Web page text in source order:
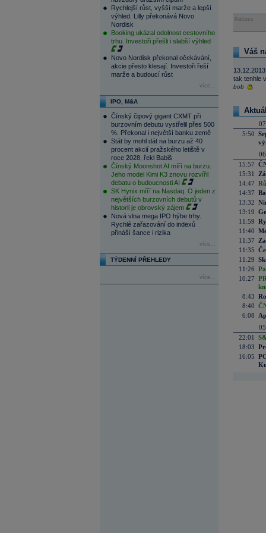
Rychlejší růst, vyšší marže a lepší
výhled. Lilly překonává Novo
Nordisk
Booking ukázal odolnost cestovního
trhu. Investoři přešli i slabší výhled
Novo Nordisk překonal očekávání,
akcie přesto klesají. Investoři řeší
marže a budoucí růst
více...
IPO, M&A
Čínský čipový gigant CXMT při
burzovním debutu vystřelil přes 500
%. Překonal i největší banku země
Stát by mohl dát na burzu až 40
procent akcií pražského letiště v
roce 2028, řekl Babiš
Čínský Moonshot AI míří na burzu.
Jeho model Kimi K3 znovu rozvířil
debatu o budoucnosti AI
SK Hynix míří na Nasdaq. O jeden z
největších burzovních debutů v
historii je obrovský zájem
Nová vlna mega IPO hýbe trhy.
Rychlé zařazování do indexů
přináší šance i rizika
více...
TÝDENNÍ PŘEHLEDY
více...
Reklama
Váš
tak tenhle
bob
5:50
15:57
15:31
14:47
14:37
13:32
13:19
11:59
11:40
11:37
11:35
11:29
11:26
10:27
8:43
8:40
6:08
22:01
18:03
16:05